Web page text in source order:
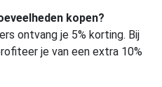
kopen?
ontvang je 5% korting. Bij
je van een extra 10%